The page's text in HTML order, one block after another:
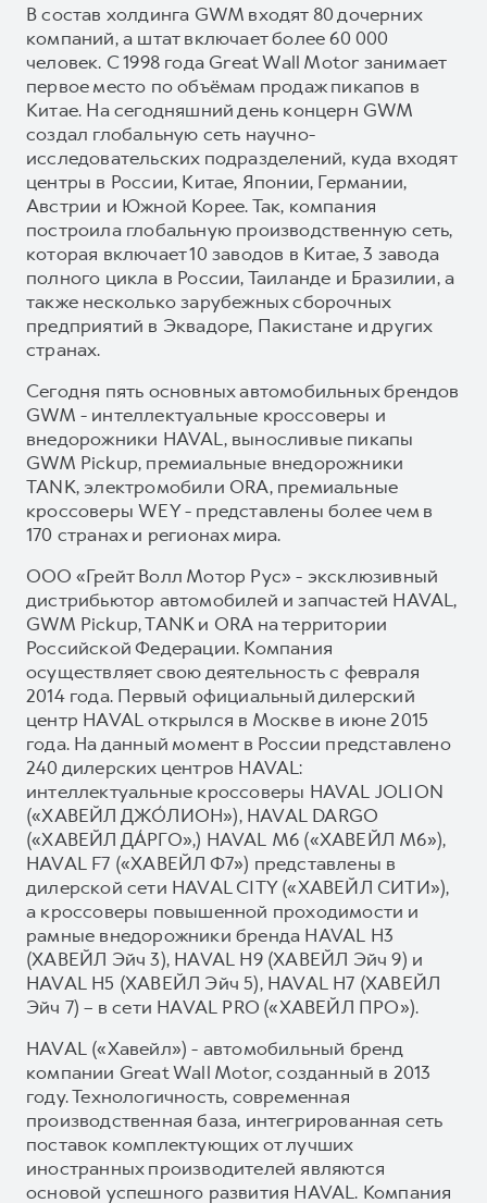
В состав холдинга GWM входят 80 дочерних
компаний, а штат включает более 60 000
человек. С 1998 года Great Wall Motor занимает
первое место по объёмам продаж пикапов в
Китае. На сегодняшний день концерн GWM
создал глобальную сеть научно-
исследовательских подразделений, куда входят
центры в России, Китае, Японии, Германии,
Австрии и Южной Корее. Так, компания
построила глобальную производственную сеть,
которая включает 10 заводов в Китае, 3 завода
полного цикла в России, Таиланде и Бразилии, а
также несколько зарубежных сборочных
предприятий в Эквадоре, Пакистане и других
странах.
Сегодня пять основных автомобильных брендов
GWM - интеллектуальные кроссоверы и
внедорожники HAVAL, выносливые пикапы
GWM Pickup, премиальные внедорожники
TANK, электромобили ORA, премиальные
кроссоверы WEY - представлены более чем в
170 странах и регионах мира.
ООО «Грейт Волл Мотор Рус» - эксклюзивный
дистрибьютор автомобилей и запчастей HAVAL,
GWM Pickup, TANK и ORA на территории
Российской Федерации. Компания
осуществляет свою деятельность с февраля
2014 года. Первый официальный дилерский
центр HAVAL открылся в Москве в июне 2015
года. На данный момент в России представлено
240 дилерских центров HAVAL:
интеллектуальные кроссоверы HAVAL JOLION
(«ХАВЕЙЛ ДЖО́ЛИОН»), HAVAL DARGO
(«ХАВЕЙЛ ДА́РГО»,) HAVAL М6 («ХАВЕЙЛ M6»),
HAVAL F7 («ХАВЕЙЛ Ф7») представлены в
дилерской сети HAVAL CITY («ХАВЕЙЛ СИТИ»),
а кроссоверы повышенной проходимости и
рамные внедорожники бренда HAVAL H3
(ХАВЕЙЛ Эйч 3), HAVAL H9 (ХАВЕЙЛ Эйч 9) и
HAVAL H5 (ХАВЕЙЛ Эйч 5), HAVAL H7 (ХАВЕЙЛ
Эйч 7) – в сети HAVAL PRO («ХАВЕЙЛ ПРО»).
HAVAL («Хавейл») - автомобильный бренд
компании Great Wall Motor, созданный в 2013
году. Технологичность, современная
производственная база, интегрированная сеть
поставок комплектующих от лучших
иностранных производителей являются
основой успешного развития HAVAL. Компания